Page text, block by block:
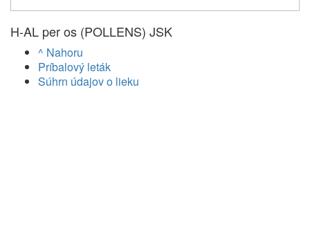
H-AL per os (POLLENS) JSK
^ Nahoru
Príbalový leták
Súhrn údajov o lieku